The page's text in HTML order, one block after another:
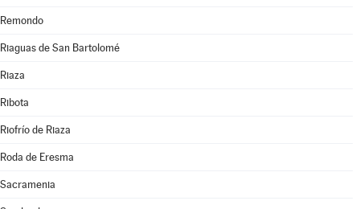
Remondo
Riaguas de San Bartolomé
Riaza
Ribota
Riofrío de Riaza
Roda de Eresma
Sacramenia